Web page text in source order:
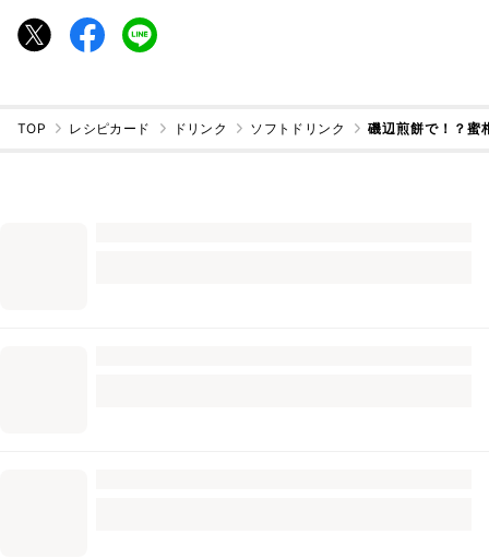
TOP レシピカード ドリンク ソフトドリンク 磯辺煎餅で！？蜜